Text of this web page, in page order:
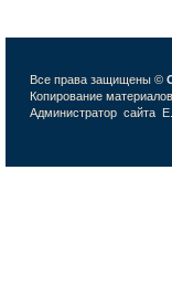
Все права защищены ©
Копирование
Администратор сайта